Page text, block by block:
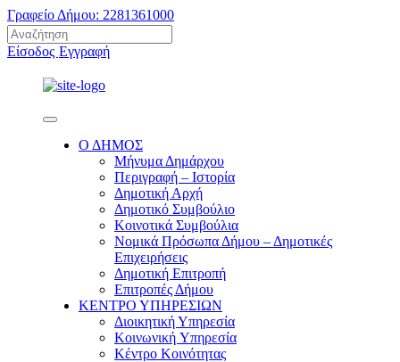
Γραφείο Δήμου: 2281361000
Είσοδος Εγγραφή
Ο ΔΗΜΟΣ
Μήνυμα Δημάρχου
Περιγραφή – Ιστορία
Δημοτική Αρχή
Δημοτικό Συμβούλιο
Κοινοτικά Συμβούλια
Νομικά Πρόσωπα Δήμου – Δημοτικές
Επιχειρήσεις
Δημοτική Επιτροπή
Επιτροπές Δήμου
ΚΕΝΤΡΟ ΥΠΗΡΕΣΙΩΝ
Διοικητική Υπηρεσία
Κοινωνική Yπηρεσία
Κέντρο Κοινότητας